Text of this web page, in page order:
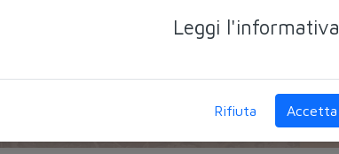
Leggi l'informativa
Rifiuta Accetta